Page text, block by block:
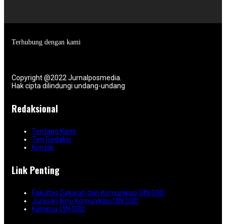
Terhubung dengan kami
Copyright @2022 Jurnalposmedia.
Hak cipta dilindungi undang-undang
Redaksional
Tentang Kami
Tim Redaksi
Kontak
Link Penting
Fakultas Dakwah dan Komunikasi UIN SGD
Jurusan Ilmu Komunikasi UIN SGD
Kampus UIN SGD